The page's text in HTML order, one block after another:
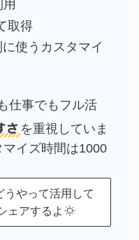
取得
使うカスタマイ
仕事でもフル活
さ を重視していま
イズ時間は1000
うやって活用して
ェアするよ